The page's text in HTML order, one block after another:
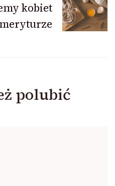
kobiet
polubić